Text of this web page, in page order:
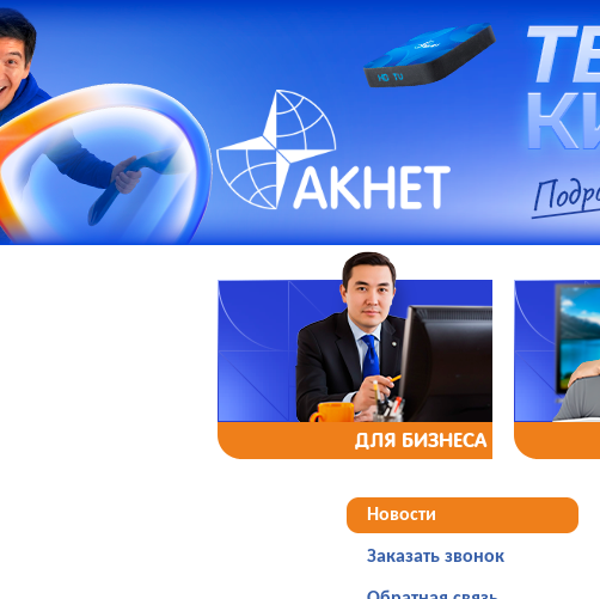
ДЛЯ БИЗНЕСА
Новости
Заказать звонок